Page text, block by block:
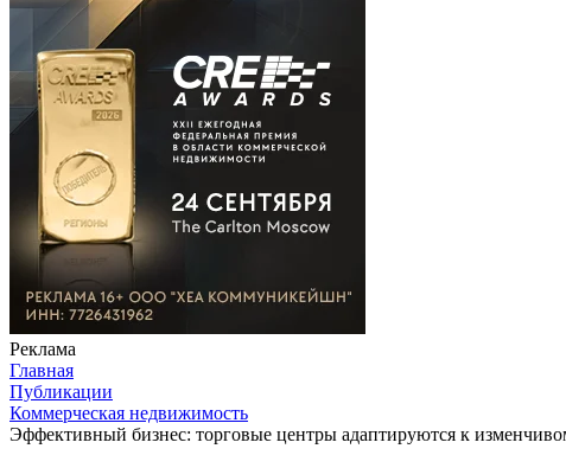
Реклама
Главная
Публикации
Коммерческая недвижимость
Эффективный бизнес: торговые центры адаптируются к